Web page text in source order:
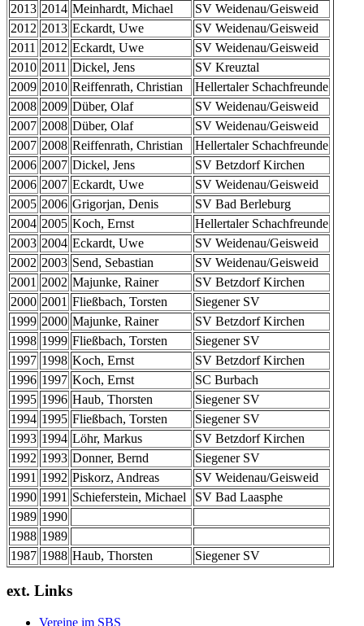
2013 2014 Meinhardt, Michael
SV Weidenau/Geisweid
2012 2013 Eckardt, Uwe
SV Weidenau/Geisweid
2011
2012 Eckardt, Uwe
SV Weidenau/Geisweid
2010 2011 Dickel, Jens
SV Kreuztal
2009 2010 Reiffenrath, Christian
Hellertaler Schachfreunde
2008 2009 Düber, Olaf
SV Weidenau/Geisweid
2007 2008 Düber, Olaf
SV Weidenau/Geisweid
2007 2008 Reiffenrath, Christian
Hellertaler Schachfreunde
2006 2007 Dickel, Jens
SV Betzdorf Kirchen
2006 2007 Eckardt, Uwe
SV Weidenau/Geisweid
2005 2006 Grigorjan, Denis
SV Bad Berleburg
2004 2005 Koch, Ernst
Hellertaler Schachfreunde
2003 2004 Eckardt, Uwe
SV Weidenau/Geisweid
2002 2003 Send, Sebastian
SV Weidenau/Geisweid
2001 2002 Majunke, Rainer
SV Betzdorf Kirchen
2000 2001 Fließbach, Torsten
Siegener SV
1999 2000 Majunke, Rainer
SV Betzdorf Kirchen
1998 1999 Fließbach, Torsten
Siegener SV
1997 1998 Koch, Ernst
SV Betzdorf Kirchen
1996 1997 Koch, Ernst
SC Burbach
1995 1996 Haub, Thorsten
Siegener SV
1994 1995 Fließbach, Torsten
Siegener SV
1993 1994 Löhr, Markus
SV Betzdorf Kirchen
1992 1993 Donner, Bernd
Siegener SV
1991 1992 Piskorz, Andreas
SV Weidenau/Geisweid
1990 1991 Schieferstein, Michael
SV Bad Laasphe
1989 1990
1988 1989
1987 1988 Haub, Thorsten Siegener SV
ext. Links
Vereine im SBS